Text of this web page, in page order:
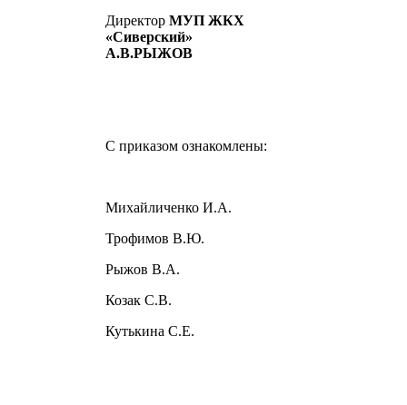
Директор МУП ЖКХ
А.В.РЫЖОВ
С приказом ознакомлены:
Михайличенко И.А.
Трофимов В.Ю.
Рыжов В.А.
Козак С.В.
Кутькина С.Е.